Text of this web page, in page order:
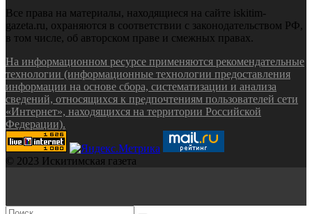
Все права на материалы, находящиеся на сайте iskitim-
gazeta.ru, охраняются в соответствии с законодательством РФ,
в том числе, об авторском праве и смежных правах.
На информационном ресурсе применяются рекомендательные
технологии (информационные технологии предоставления
информации на основе сбора, систематизации и анализа
сведений, относящихся к предпочтениям пользователей сети
«Интернет», находящихся на территории Российской
Федерации).
© 2023 Искитимская газета